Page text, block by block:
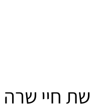
חיי שרה